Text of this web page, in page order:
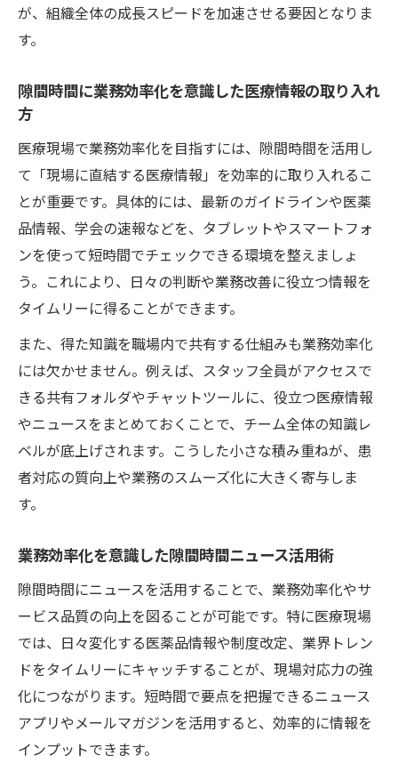
が、組織全体の成長スピードを加速させる要因となりま
す。
隙間時間に業務効率化を意識した医療情報の取り入れ
方
医療現場で業務効率化を目指すには、隙間時間を活用し
て「現場に直結する医療情報」を効率的に取り入れるこ
とが重要です。具体的には、最新のガイドラインや医薬
品情報、学会の速報などを、タブレットやスマートフォ
ンを使って短時間でチェックできる環境を整えましょ
う。これにより、日々の判断や業務改善に役立つ情報を
タイムリーに得ることができます。
また、得た知識を職場内で共有する仕組みも業務効率化
には欠かせません。例えば、スタッフ全員がアクセスで
きる共有フォルダやチャットツールに、役立つ医療情報
やニュースをまとめておくことで、チーム全体の知識レ
ベルが底上げされます。こうした小さな積み重ねが、患
者対応の質向上や業務のスムーズ化に大きく寄与しま
す。
業務効率化を意識した隙間時間ニュース活用術
隙間時間にニュースを活用することで、業務効率化やサ
ービス品質の向上を図ることが可能です。特に医療現場
では、日々変化する医薬品情報や制度改定、業界トレン
ドをタイムリーにキャッチすることが、現場対応力の強
化につながります。短時間で要点を把握できるニュース
アプリやメールマガジンを活用すると、効率的に情報を
インプットできます。